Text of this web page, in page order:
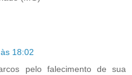
18:02
pelo falecimento de sua